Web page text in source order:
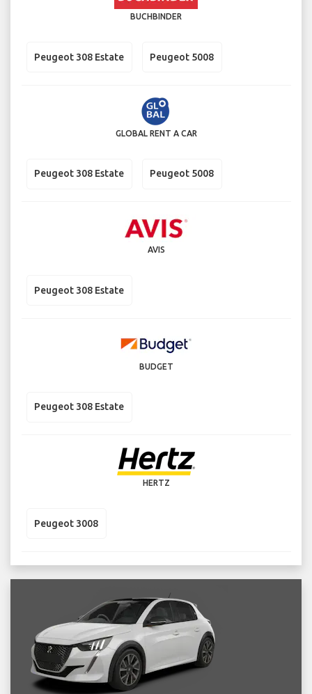
BUCHBINDER
Peugeot 308 Estate Peugeot 5008
GLOBAL RENT A CAR
Peugeot 308 Estate Peugeot 5008
AVIS
Peugeot 308 Estate
BUDGET
Peugeot 308 Estate
HERTZ
Peugeot 3008